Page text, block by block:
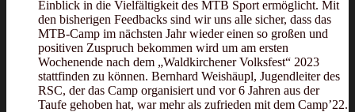
Einblick in die Vielfältigkeit des MTB Sport ermöglicht. Mit
den bisherigen Feedbacks sind wir uns alle sicher, dass das
MTB-Camp im nächsten Jahr wieder einen so großen und
positiven Zuspruch bekommen wird um am ersten
Wochenende nach dem „Waldkirchener Volksfest“ 2023
stattfinden zu können. Bernhard Weishäupl, Jugendleiter des
RSC, der das Camp organisiert und vor 6 Jahren aus der
Taufe gehoben hat, war mehr als zufrieden mit dem Camp’22.